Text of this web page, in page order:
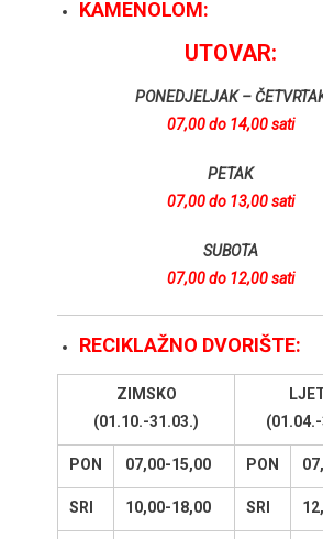
KAMENOLOM:
UTOVAR:
PONEDJELJAK –
07,00 do 14,00 sati
PETAK
07,00 do 13,00 sati
SUBOTA
07,00 do 12,00 sati
RECIKLAŽNO DVORIŠTE:
ZIMSKO
(01.10.-31.03.)
PON 07,00-15,00 PON
SRI 10,00-18,00 SRI